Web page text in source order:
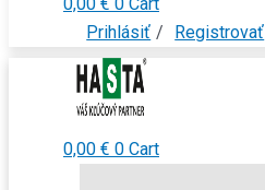
Prihlásiť / Registrovať
0,00 € 0 Cart